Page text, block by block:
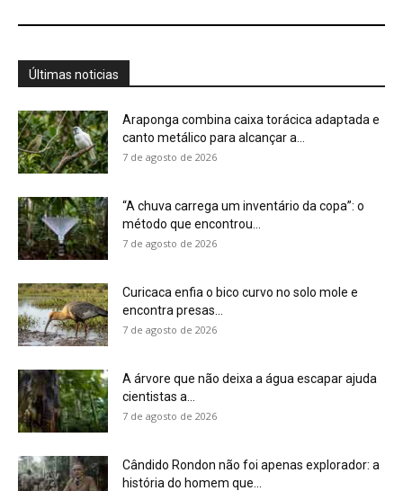
A árvore que não deixa a água escapar ajuda
7 de agosto de 2026
7 de agosto de 2026